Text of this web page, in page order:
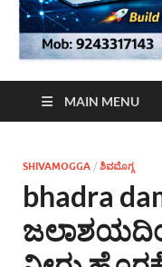
MAIN MENU
SHIVAMOGGA / ಶಿವಮೊಗ್ಗ
bhadra